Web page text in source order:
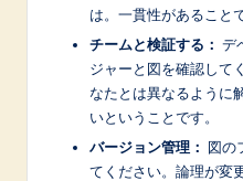
は。一貫性があること
チームと検証する： デ
ジャーと図を確認して
なたとは異なるように
いということです。
バージョン管理： 図の
てください。論理が変